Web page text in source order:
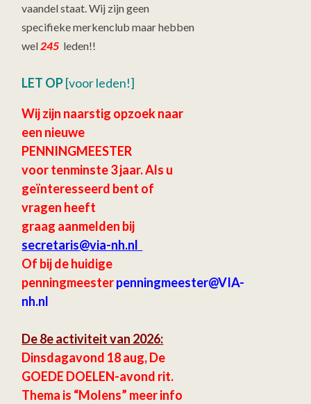
vaandel staat. Wij zijn geen
specifieke merkenclub maar hebben
wel245 leden!!
LET OP[voor leden!]
Wij zijn naarstig opzoek naar
een nieuwe
PENNINGMEESTER
voor tenminste 3 jaar.Als u
geïnteresseerd bent of
vragen heeft
graag aanmelden bij
secretaris@via-nh.nl
Of bij de huidige
penningmeesterpenningmeester@VIA-
nh.nl
De 8e activiteit van 2026:
Dinsdagavond 18 aug, De
GOEDE DOELEN-avond rit.
Thema is “Molens” meer info